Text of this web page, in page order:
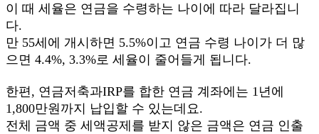
이 때 세율은 연금을 수령하는 나이에 따라 달라집니
다.
만 55세에 개시하면 5.5%이고 연금 수령 나이가 더 많
으면 4.4%, 3.3%로 세율이 줄어들게 됩니다.
한편, 연금저축과IRP를 합한 연금 계좌에는 1년에
1,800만원까지 납입할 수 있는데요.
전체 금액 중 세액공제를 받지 않은 금액은 연금 인출